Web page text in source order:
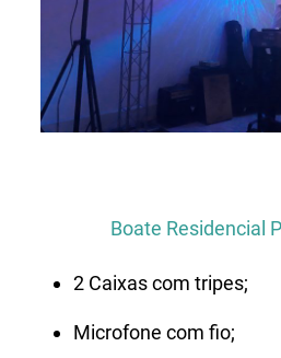
Boate Residencial
2 Caixas com tripes;
Microfone com fio;